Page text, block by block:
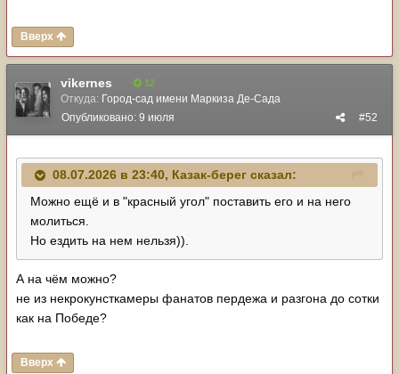
Вверх
vikernes 12
Откуда: Город-сад имени Маркиза Де-Сада
#52
Опубликовано: 9 июля
08.07.2026 в 23:40, Казак-берег сказал:
Можно ещё и в "красный угол" поставить его и на него
молиться.
Но ездить на нем нельзя)).
А на чём можно?
не из некрокунсткамеры фанатов пердежа и разгона до сотки
как на Победе?
Вверх